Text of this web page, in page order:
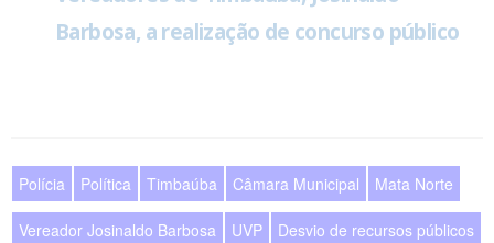
Barbosa, a realização de concurso público
Polícia Política Timbaúba Câmara Municipal Mata Norte
Vereador Josinaldo Barbosa UVP Desvio de recursos públicos